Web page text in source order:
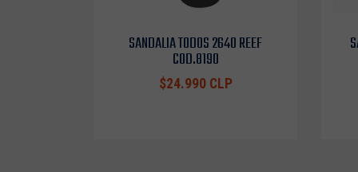
SANDALIA TODOS 2640 REEF
COD.8190
$24.990 CLP